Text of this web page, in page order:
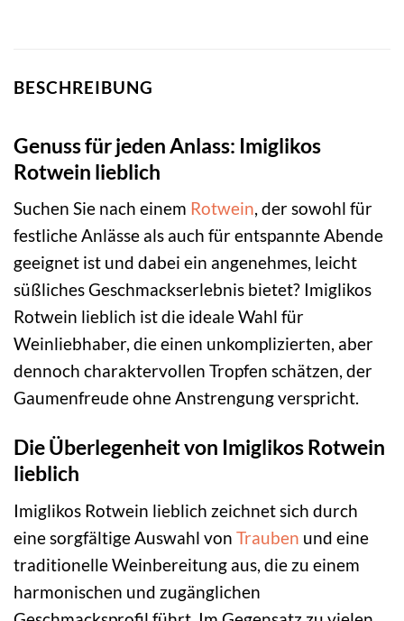
BESCHREIBUNG
Genuss für jeden Anlass: Imiglikos
Rotwein lieblich
Suchen Sie nach einem Rotwein, der sowohl für
festliche Anlässe als auch für entspannte Abende
geeignet ist und dabei ein angenehmes, leicht
süßliches Geschmackserlebnis bietet? Imiglikos
Rotwein lieblich ist die ideale Wahl für
Weinliebhaber, die einen unkomplizierten, aber
dennoch charaktervollen Tropfen schätzen, der
Gaumenfreude ohne Anstrengung verspricht.
Die Überlegenheit von Imiglikos Rotwein
lieblich
Imiglikos Rotwein lieblich zeichnet sich durch
eine sorgfältige Auswahl von Trauben und eine
traditionelle Weinbereitung aus, die zu einem
harmonischen und zugänglichen